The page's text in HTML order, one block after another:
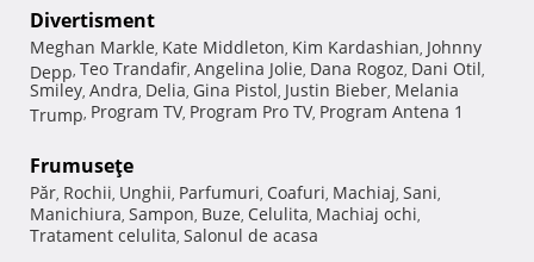
Divertisment
Meghan Markle, Kate Middleton, Kim Kardashian, Johnny
Depp, Teo Trandafir, Angelina Jolie, Dana Rogoz, Dani Otil,
Smiley, Andra, Delia, Gina Pistol, Justin Bieber, Melania
Trump, Program TV, Program Pro TV, Program Antena 1
Frumuseţe
Păr, Rochii, Unghii, Parfumuri, Coafuri, Machiaj, Sani,
Manichiura, Sampon, Buze, Celulita, Machiaj ochi,
Tratament celulita, Salonul de acasa